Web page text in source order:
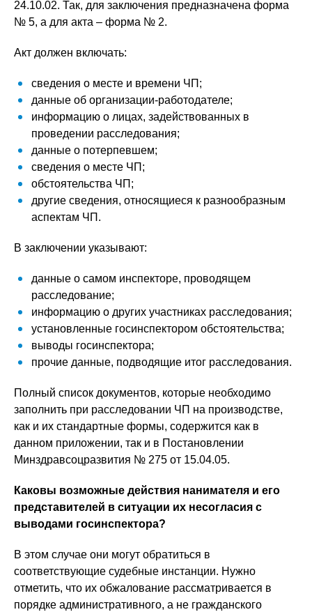
24.10.02. Так, для заключения предназначена форма
№ 5, а для акта – форма № 2.
Акт должен включать:
сведения о месте и времени ЧП;
данные об организации-работодателе;
информацию о лицах, задействованных в
проведении расследования;
данные о потерпевшем;
сведения о месте ЧП;
обстоятельства ЧП;
другие сведения, относящиеся к разнообразным
аспектам ЧП.
В заключении указывают:
данные о самом инспекторе, проводящем
расследование;
информацию о других участниках расследования;
установленные госинспектором обстоятельства;
выводы госинспектора;
прочие данные, подводящие итог расследования.
Полный список документов, которые необходимо
заполнить при расследовании ЧП на производстве,
как и их стандартные формы, содержится как в
данном приложении, так и в Постановлении
Минздравсоцразвития № 275 от 15.04.05.
Каковы возможные действия нанимателя и его
представителей в ситуации их несогласия с
выводами госинспектора?
В этом случае они могут обратиться в
соответствующие судебные инстанции. Нужно
отметить, что их обжалование рассматривается в
порядке административного, а не гражданского